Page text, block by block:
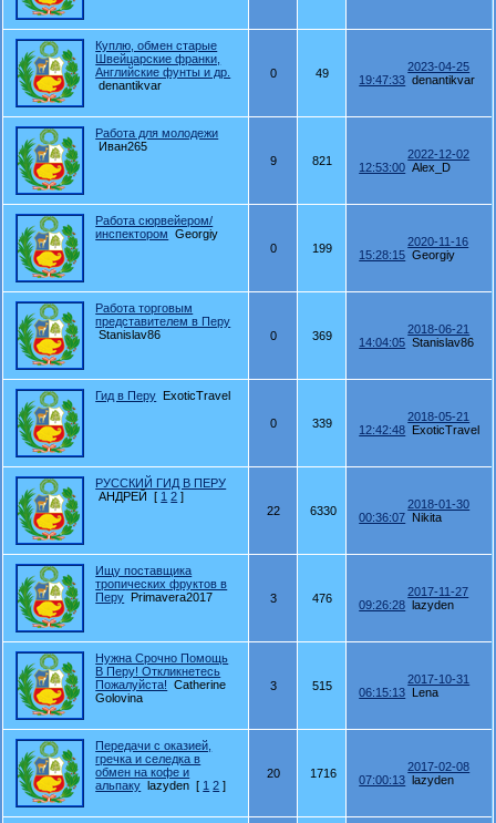
Куплю, обмен старые
Швейцарские франки,
Английские фунты и др.
denantikvar
0 49
2023-04-25
19:47:33 denantikvar
Работа для молодежи
Иван265
9
821
2022-12-02
12:53:00 Alex_D
Работа сюрвейером/
инспектором
Georgiy
0
199
2020-11-16
15:28:15 Georgiy
Работа торговым
представителем в Перу
Stanislav86
0 369
2018-06-21
14:04:05 Stanislav86
Гид в Перу ExoticTravel
0 339
2018-05-21
12:42:48 ExoticTravel
РУССКИЙ ГИД В ПЕРУ
АНДРЕЙ
[ 1 2 ]
22
6330
2018-01-30
00:36:07 Nikita
Ищу поставщика
тропических фруктов в
Перу Primavera2017 3 476
2017-11-27
09:26:28 lazyden
Нужна Срочно Помощь
В Перу! Откликнетесь
Пожалуйста!
Catherine
Golovina
3 515
2017-10-31
06:15:13 Lena
Передачи с оказией,
гречка и селедка в
обмен на кофе и
альпаку lazyden [ 1 2 ]
20 1716
2017-02-08
07:00:13 lazyden